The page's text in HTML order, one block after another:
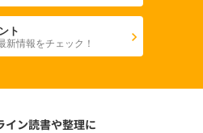
戦（前編）
戦（後編）
リターンズ
偵団 しましま日和
ト
新情報をチェック！